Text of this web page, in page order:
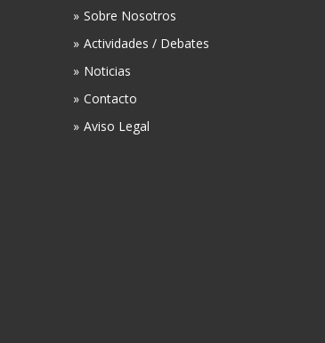
Sobre Nosotros
Actividades / Debates
Noticias
Contacto
Aviso Legal